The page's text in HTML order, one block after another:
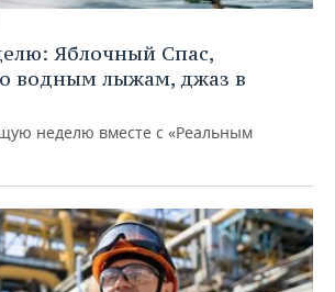
Яблочный Спас,
водным лыжам, джаз в
неделю вместе с «Реальным